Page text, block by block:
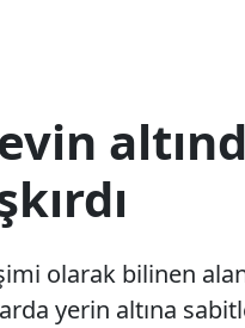
olarak bilinen
yerin altına